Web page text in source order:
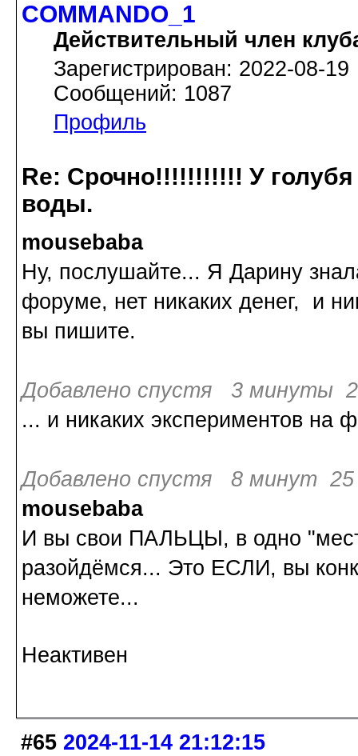
COMMANDO_1
Действительный член
Зарегистрирован: 2022-08-19
Сообщений: 1087
Профиль
Re: Срочно!!!!!!!!!!! У
воды.
mousebaba
Ну, послушайте... Я Дарину
форуме, нет никаких денег, и
вы пишите.
Добавлено спустя 3 минуты
... и никаких экспериментов на
Добавлено спустя 8 минут 25
mousebaba
И вы свои ПАЛЬЦЫ, в одно
разойдёмся... Это ЕСЛИ, вы
неможете...
Неактивен
#65 2024-11-14 21:12:15